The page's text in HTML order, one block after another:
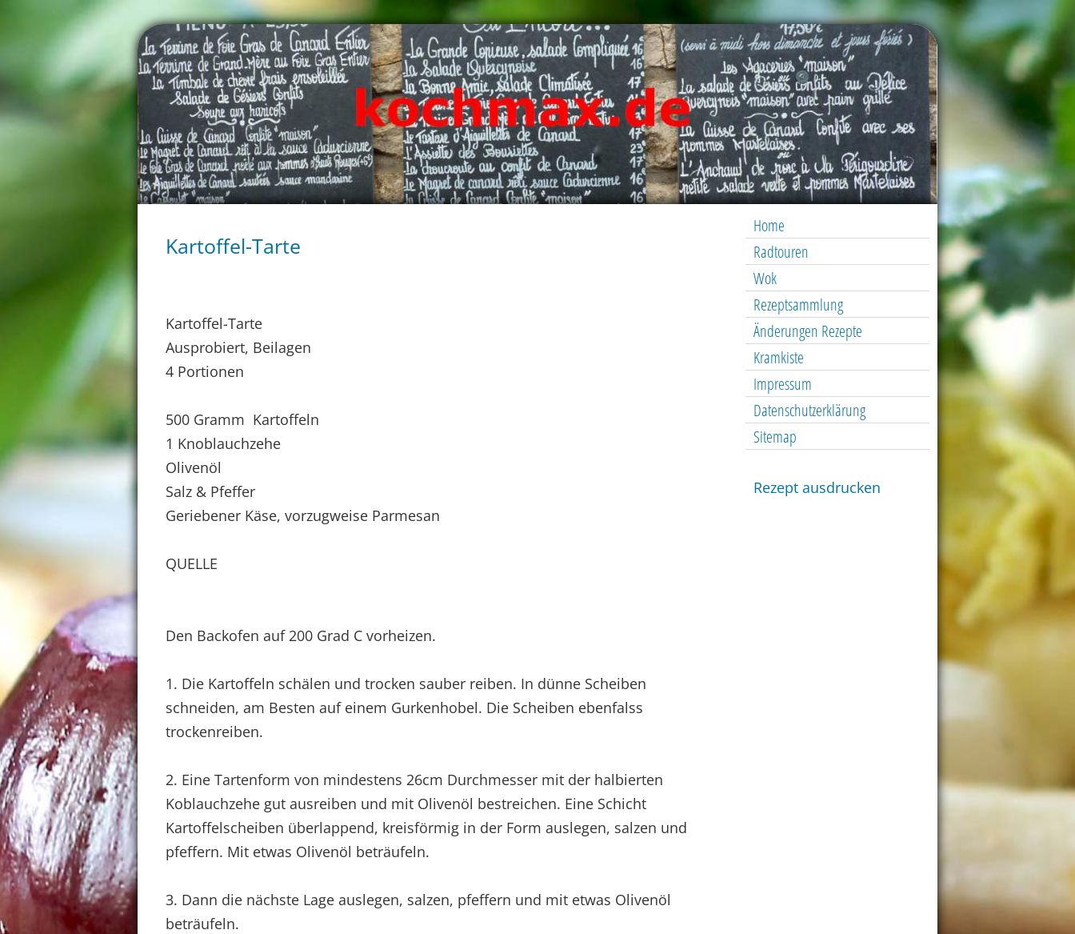
Home
Radtouren
Wok
Rezeptsammlung
Änderungen Rezepte
Kramkiste
Impressum
Datenschutzerklärung
Sitemap
Rezept ausdrucken
Kartoffel-Tarte
Kartoffel-Tarte
Ausprobiert, Beilagen
4 Portionen
500 Gramm Kartoffeln
1 Knoblauchzehe
Olivenöl
Salz & Pfeffer
Geriebener Käse, vorzugweise Parmesan
QUELLE
Den Backofen auf 200 Grad C vorheizen.
1. Die Kartoffeln schälen und trocken sauber reiben. In dünne Scheiben
schneiden, am Besten auf einem Gurkenhobel. Die Scheiben ebenfalss
trockenreiben.
2. Eine Tartenform von mindestens 26cm Durchmesser mit der halbierten
Koblauchzehe gut ausreiben und mit Olivenöl bestreichen. Eine Schicht
Kartoffelscheiben überlappend, kreisförmig in der Form auslegen, salzen und
pfeffern. Mit etwas Olivenöl beträufeln.
3. Dann die nächste Lage auslegen, salzen, pfeffern und mit etwas Olivenöl
beträufeln.